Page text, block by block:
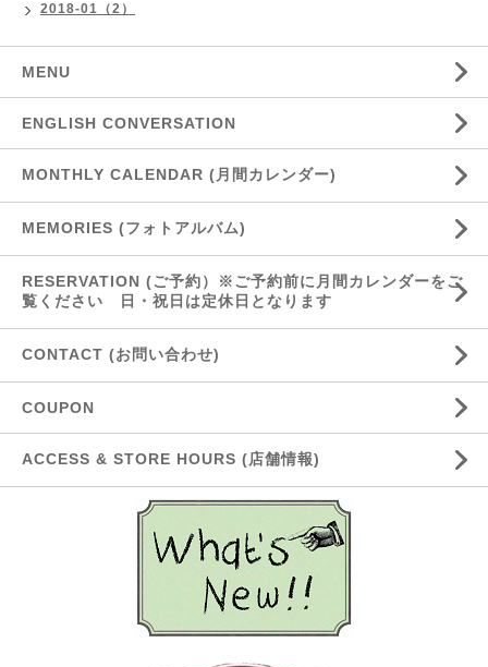
2018-01（2）
MENU
ENGLISH CONVERSATION
MONTHLY CALENDAR (月間カレンダー)
MEMORIES (フォトアルバム)
RESERVATION (ご予約）※ご予約前に月間カレンダーをご
覧ください 日・祝日は定休日となります
CONTACT (お問い合わせ)
COUPON
ACCESS & STORE HOURS (店舗情報)